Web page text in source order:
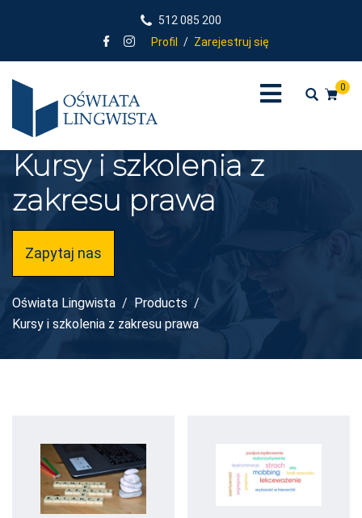
512 085 200
Profil
/ Zarejestruj się
0
Kursy i szkolenia z
zakresu prawa
Zapytaj nas
Oświata Lingwista
Products
Kursy i szkolenia z zakresu prawa